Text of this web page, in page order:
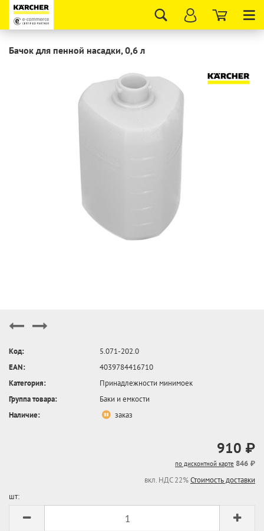
Бачок для пенной насадки, 0,6 л
Код:
5.071-202.0
EAN:
4039784416710
Категория:
Принадлежности минимоек
Группа товара:
Баки и емкости
Наличие:
заказ
910 ₽
по дисконтной карте 846 ₽
вкл. НДС 22%Стоимость доставки
шт: